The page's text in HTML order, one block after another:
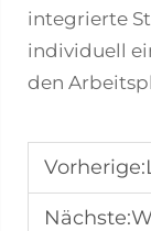
integrierte
individuell
den
Vorherige:
Nächste: